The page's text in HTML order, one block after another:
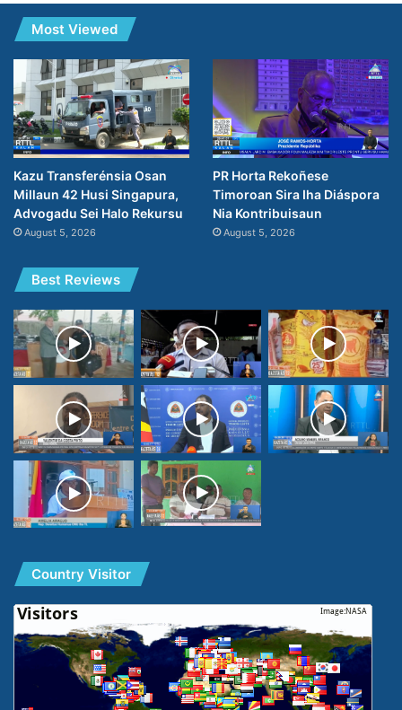
Most Viewed
Kazu Transferénsia Osan
Millaun 42 Husi Singapura,
Advogadu Sei Halo Rekursu
August 5, 2026
PR Horta Rekoñese
Timoroan Sira Iha Diáspora
Nia Kontribuisaun
August 5, 2026
Best Reviews
Country Visitor